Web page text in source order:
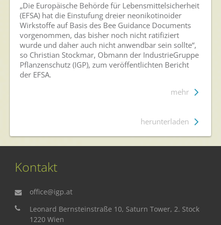
„Die Europäische Behörde für Lebensmittelsicherheit
(EFSA) hat die Einstufung dreier neonikotinoider
Wirkstoffe auf Basis des Bee Guidance Documents
vorgenommen, das bisher noch nicht ratifiziert
wurde und daher auch nicht anwendbar sein sollte“,
so Christian Stockmar, Obmann der IndustrieGruppe
Pflanzenschutz (IGP), zum veröffentlichten Bericht
der EFSA.
mehr
herunterladen
Kontakt
office@igp.at
Leonard Bernsteinstraße 10, Saturn Tower, 2. Stock
1220 Wien